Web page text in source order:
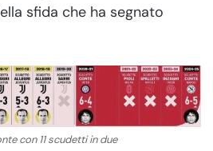
sfida che ha segnato
con 11 scudetti in due